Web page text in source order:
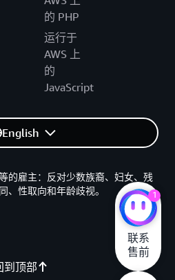
的 PHP
运行于
AWS 上
的
JavaScript
English
到顶部
的雇主：反对少数族裔、妇女、残
、性取向和年龄歧视。
1
联系
售前